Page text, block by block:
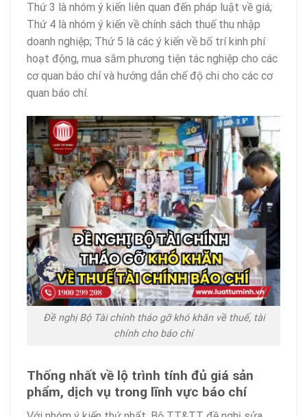
Thứ 3 là nhóm ý kiến liên quan đến pháp luật về giá;
Thứ 4 là nhóm ý kiến về chính sách thuế thu nhập
doanh nghiệp; Thứ 5 là các ý kiến về bố trí kinh phí
hoạt động, mua sắm phương tiện tác nghiệp cho các
cơ quan báo chí và hướng dẫn chế độ chi cho các cơ
quan báo chí.
Đề nghị Bộ Tài chính tháo gỡ khó khăn về thuế, tài
chính cho báo chí
Thống nhất về lộ trình tính đủ giá sản
phẩm, dịch vụ trong lĩnh vực báo chí